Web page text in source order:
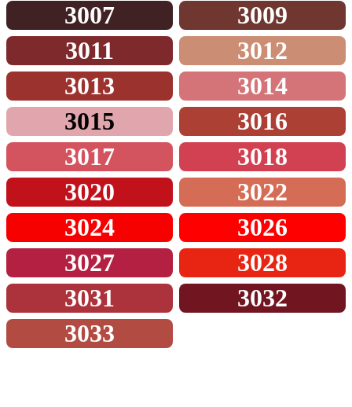
3007
3009
3011
3012
3013
3014
3015
3016
3017
3018
3020
3022
3024
3026
3027
3028
3031
3032
3033